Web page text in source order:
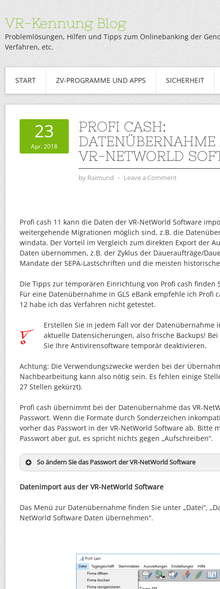
VR-Kennung Blog
Problemlösungen, Hilfen und Tipps zum Onlinebanking der
Verfahren, etc.
START ZV-PROGRAMME UND APPS SICHERHEIT
23
Apr. 2018
PROFI CASH:
DATENÜBERNAHME
VR-NETWORLD
by Raimund ⋅ Leave a Comment
Profi cash 11 kann die Daten der VR-NetWorld Software
weitergehende Migrationen möglich sind, z.B. die
windata. Der Vorteil im Vergleich zum direkten Export der
Daten übernommen, z.B. der Zyklus der Daueraufträge/
Mandate der SEPA-Lastschriften und die meisten
Die Tipps zur temporären Einrichtung von Profi cash finden
Für eine Datenübernahme in GLS eBank empfehle ich Profi
12 habe ich das Verfahren nicht getestet.
Erstellen Sie in jedem Fall vor der Datenübernahme
aktuelle Datensicherungen, also frische Backups!
Sie Ihre Antivirensoftware temporär deaktivieren.
Achtung: Die Verwendungszwecke werden bei der
Nachbearbeitung kann also nötig sein. Es fehlen einige
27 Stellen gekürzt).
Profi cash übernimmt bei der Datenübernahme das VR-
Passwort. Wenn die Formate durch Sonderzeichen
vorher das Passwort in der VR-NetWorld Software ab. Bitte
Passwort aber gut, es spricht nichts gegen „Aufschreiben“.
So ändern Sie das Passwort der VR-NetWorld Software
Datenimport aus der VR-NetWorld Software
Das Menü zur Datenübernahme finden Sie unter „Datei“,
NetWorld Software Daten übernehmen“.